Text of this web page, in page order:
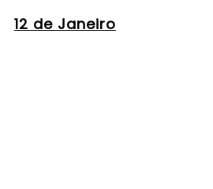
12 de Janeiro